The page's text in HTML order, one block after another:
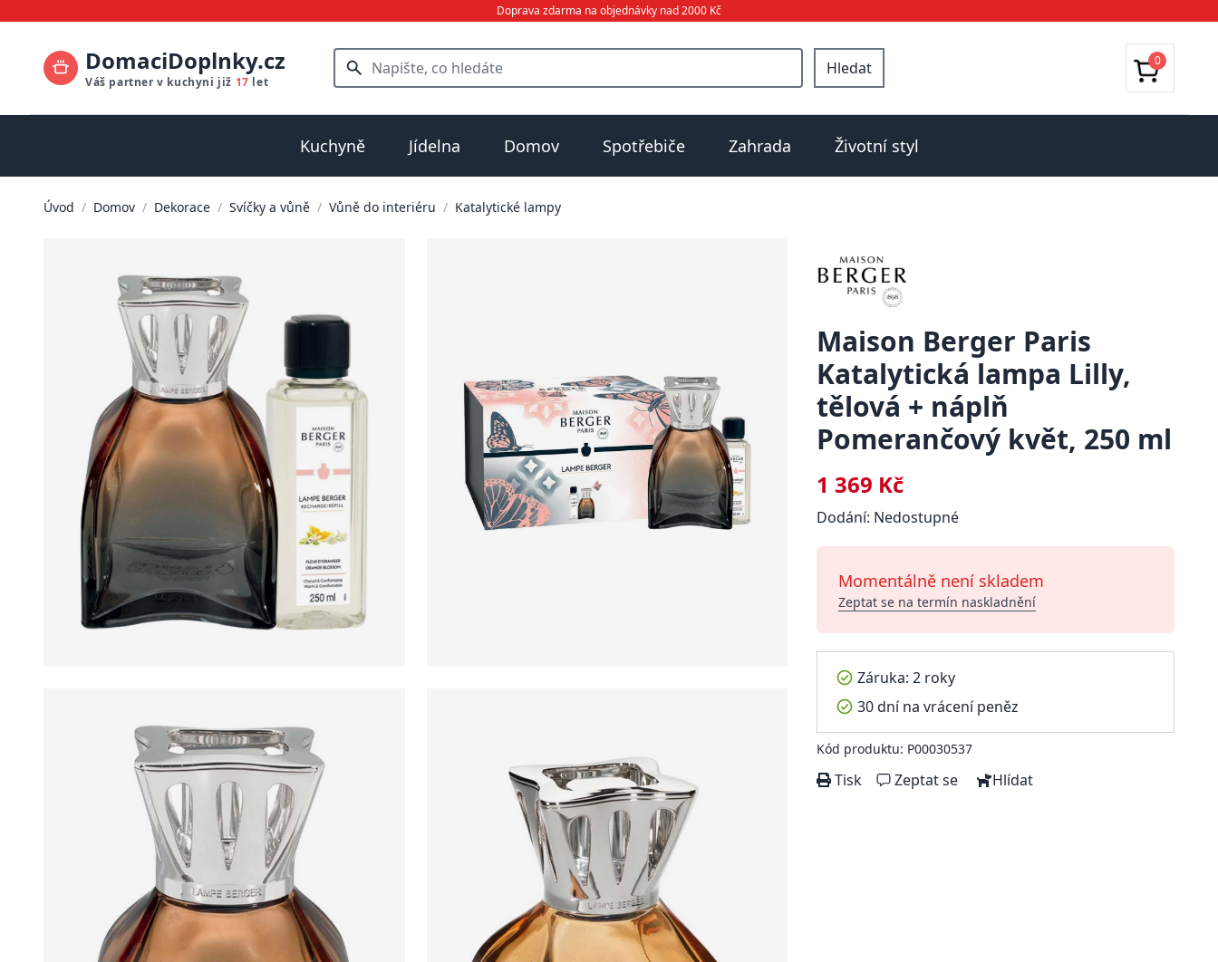
Doprava zdarma na objednávky nad 2000 Kč
DomaciDoplnky.cz
Váš partner v kuchyni již 17 let
Hledat 0
Kuchyně Jídelna Domov Spotřebiče Zahrada Životní styl
Úvod / Domov / Dekorace / Svíčky a vůně / Vůně do interiéru / Katalytické lampy
Maison Berger Paris
Katalytická lampa Lilly,
tělová + náplň
Pomerančový květ, 250 ml
1 369 Kč
Dodání: Nedostupné
Momentálně není skladem
Zeptat se na termín naskladnění
Záruka: 2 roky
30 dní na vrácení peněz
Kód produktu: P00030537
Tisk Zeptat se Hlídat